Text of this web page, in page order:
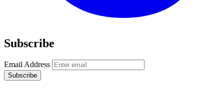
Subscribe
Email Address
Subscribe